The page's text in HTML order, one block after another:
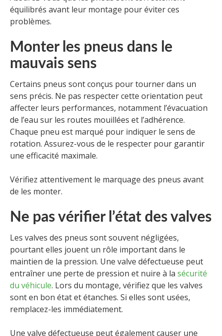
équilibrés avant leur montage pour éviter ces
problèmes.
Monter les pneus dans le
mauvais sens
Certains pneus sont conçus pour tourner dans un
sens précis. Ne pas respecter cette orientation peut
affecter leurs performances, notamment l’évacuation
de l’eau sur les routes mouillées et l’adhérence.
Chaque pneu est marqué pour indiquer le sens de
rotation. Assurez-vous de le respecter pour garantir
une efficacité maximale.
Vérifiez attentivement le marquage des pneus avant
de les monter.
Ne pas vérifier l’état des valves
Les valves des pneus sont souvent négligées,
pourtant elles jouent un rôle important dans le
maintien de la pression. Une valve défectueuse peut
entraîner une perte de pression et nuire à la sécurité
du véhicule. Lors du montage, vérifiez que les valves
sont en bon état et étanches. Si elles sont usées,
remplacez-les immédiatement.
Une valve défectueuse peut également causer une